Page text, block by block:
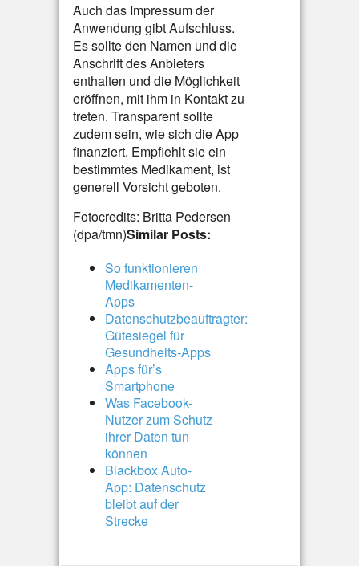
Auch das Impressum der
Anwendung gibt Aufschluss.
Es sollte den Namen und die
Anschrift des Anbieters
enthalten und die Möglichkeit
eröffnen, mit ihm in Kontakt zu
treten. Transparent sollte
zudem sein, wie sich die App
finanziert. Empfiehlt sie ein
bestimmtes Medikament, ist
generell Vorsicht geboten.
Fotocredits: Britta Pedersen
(dpa/tmn)Similar Posts:
So funktionieren
Medikamenten-
Apps
Datenschutzbeauftragter:
Gütesiegel für
Gesundheits-Apps
Apps für’s
Smartphone
Was Facebook-
Nutzer zum Schutz
ihrer Daten tun
können
Blackbox Auto-
App: Datenschutz
bleibt auf der
Strecke